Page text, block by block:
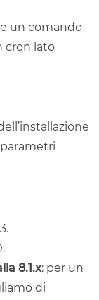
un comando
cron lato
8.1.x: per un
di